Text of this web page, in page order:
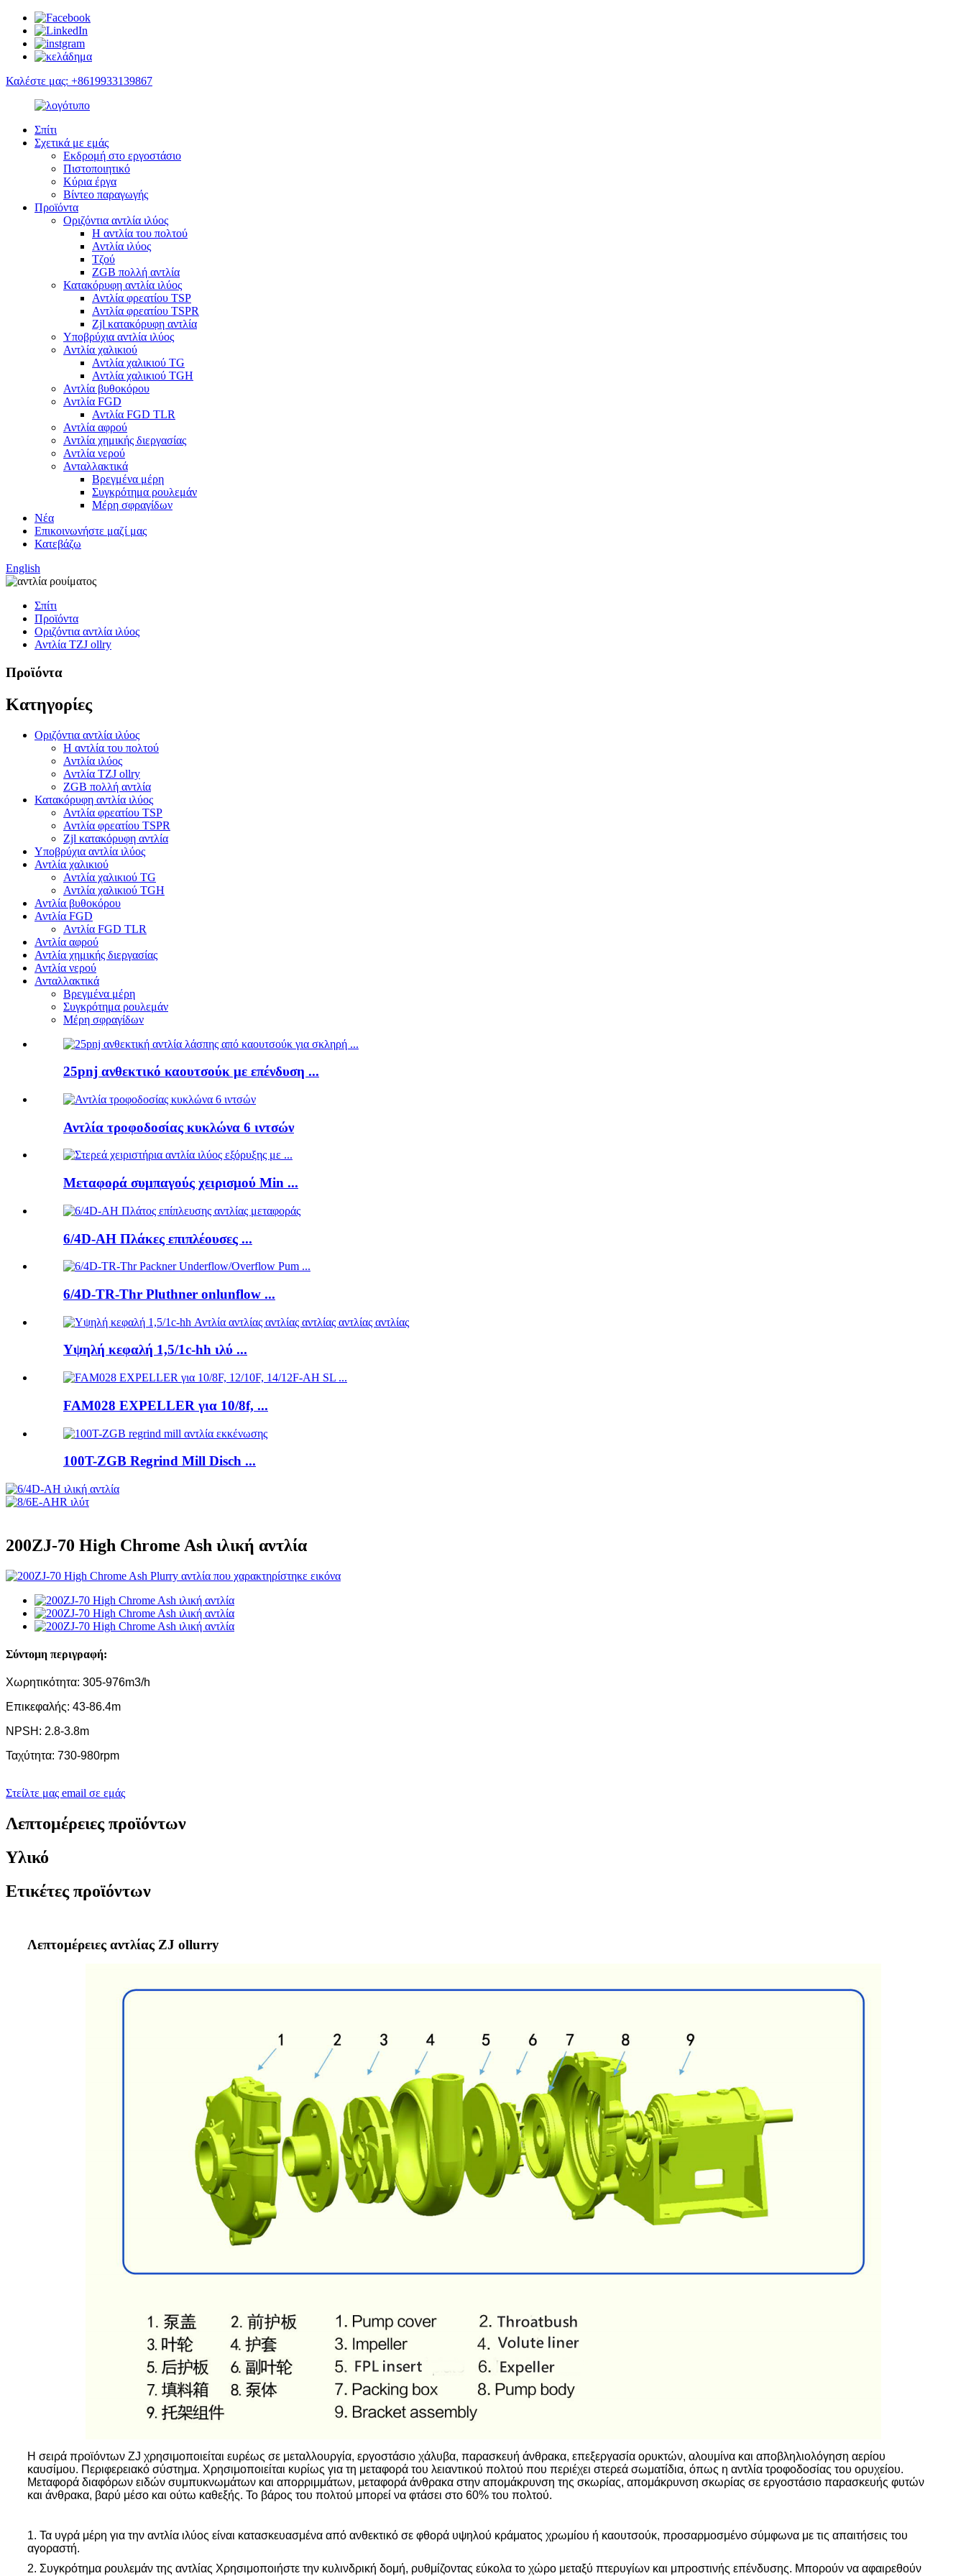
Καλέστε μας: +8619933139867
Σπίτι
Σχετικά με εμάς
Εκδρομή στο εργοστάσιο
Πιστοποιητικό
Κύρια έργα
Βίντεο παραγωγής
Προϊόντα
Οριζόντια αντλία ιλύος
Η αντλία του πολτού
Αντλία ιλύος
Τζού
ZGB πολλή αντλία
Κατακόρυφη αντλία ιλύος
Αντλία φρεατίου TSP
Αντλία φρεατίου TSPR
Zjl κατακόρυφη αντλία
Υποβρύχια αντλία ιλύος
Αντλία χαλικιού
Αντλία χαλικιού TG
Αντλία χαλικιού TGH
Αντλία βυθοκόρου
Αντλία FGD
Αντλία FGD TLR
Αντλία αφρού
Αντλία χημικής διεργασίας
Αντλία νερού
Ανταλλακτικά
Βρεγμένα μέρη
Συγκρότημα ρουλεμάν
Μέρη σφραγίδων
Νέα
Επικοινωνήστε μαζί μας
Κατεβάζω
English
Σπίτι
Προϊόντα
Οριζόντια αντλία ιλύος
Αντλία TZJ ollry
Προϊόντα
Κατηγορίες
Οριζόντια αντλία ιλύος
Η αντλία του πολτού
Αντλία ιλύος
Αντλία TZJ ollry
ZGB πολλή αντλία
Κατακόρυφη αντλία ιλύος
Αντλία φρεατίου TSP
Αντλία φρεατίου TSPR
Zjl κατακόρυφη αντλία
Υποβρύχια αντλία ιλύος
Αντλία χαλικιού
Αντλία χαλικιού TG
Αντλία χαλικιού TGH
Αντλία βυθοκόρου
Αντλία FGD
Αντλία FGD TLR
Αντλία αφρού
Αντλία χημικής διεργασίας
Αντλία νερού
Ανταλλακτικά
Βρεγμένα μέρη
Συγκρότημα ρουλεμάν
Μέρη σφραγίδων
25pnj ανθεκτικό καουτσούκ με επένδυση ...
Αντλία τροφοδοσίας κυκλώνα 6 ιντσών
Μεταφορά συμπαγούς χειρισμού Min ...
6/4D-AH Πλάκες επιπλέουσες ...
6/4D-TR-Thr Pluthner onlunflow ...
Υψηλή κεφαλή 1,5/1c-hh ιλύ ...
FAM028 EXPELLER για 10/8f, ...
100T-ZGB Regrind Mill Disch ...
200ZJ-70 High Chrome Ash ιλική αντλία
Σύντομη περιγραφή:
Χωρητικότητα: 305-976m3/h
Επικεφαλής: 43-86.4m
NPSH: 2.8-3.8m
Ταχύτητα: 730-980rpm
Στείλτε μας email σε εμάς
Λεπτομέρειες προϊόντων
Υλικό
Ετικέτες προϊόντων
Λεπτομέρειες αντλίας ZJ ollurry
Η σειρά προϊόντων ZJ χρησιμοποιείται ευρέως σε μεταλλουργία, εργοστάσιο χάλυβα, παρασκευή άνθρακα, επεξεργασία ορυκτών, αλουμίνα και αποβληλιολόγηση αερίου
καυσίμου. Περιφερειακό σύστημα. Χρησιμοποιείται κυρίως για τη μεταφορά του λειαντικού πολτού που περιέχει στερεά σωματίδια, όπως η αντλία τροφοδοσίας του ορυχείου.
Μεταφορά διαφόρων ειδών συμπυκνωμάτων και απορριμμάτων, μεταφορά άνθρακα στην απομάκρυνση της σκωρίας, απομάκρυνση σκωρίας σε εργοστάσιο παρασκευής φυτών
και άνθρακα, βαρύ μέσο και ούτω καθεξής. Το βάρος του πολτού μπορεί να φτάσει στο 60% του πολτού.
1. Τα υγρά μέρη για την αντλία ιλύος είναι κατασκευασμένα από ανθεκτικό σε φθορά υψηλού κράματος χρωμίου ή καουτσούκ, προσαρμοσμένο σύμφωνα με τις απαιτήσεις του
αγοραστή.
2. Συγκρότημα ρουλεμάν της αντλίας Χρησιμοποιήστε την κυλινδρική δομή, ρυθμίζοντας εύκολα το χώρο μεταξύ πτερυγίων και μπροστινής επένδυσης. Μπορούν να αφαιρεθούν